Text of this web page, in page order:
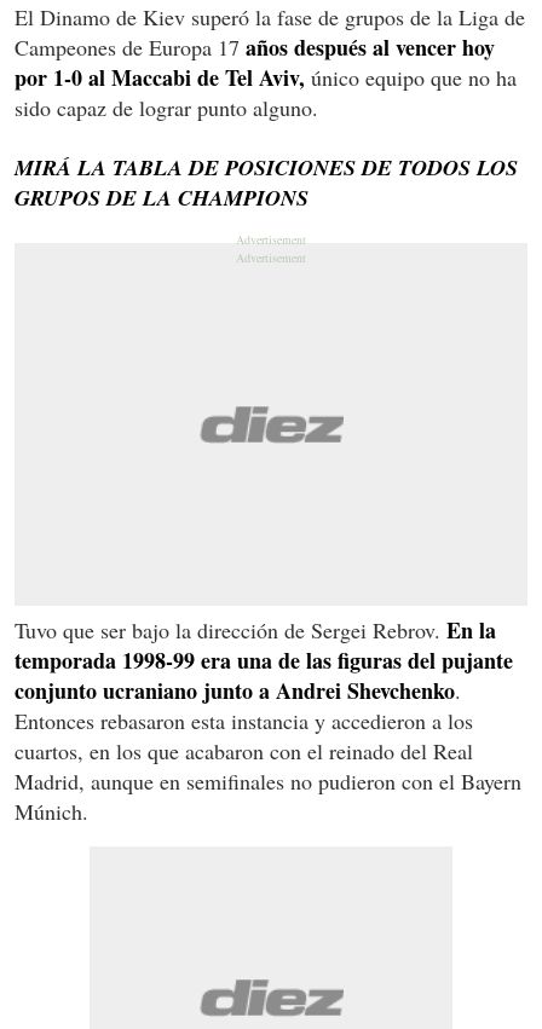
El Dinamo de Kiev superó la fase de grupos de la Liga de
Campeones de Europa 17 años después al vencer hoy
por 1-0 al Maccabi de Tel Aviv, único equipo que no ha
sido capaz de lograr punto alguno.
MIRÁ LA TABLA DE POSICIONES DE TODOS LOS
GRUPOS DE LA CHAMPIONS
Tuvo que ser bajo la dirección de Sergei Rebrov. En la
temporada 1998-99 era una de las figuras del pujante
conjunto ucraniano junto a Andrei Shevchenko.
Entonces rebasaron esta instancia y accedieron a los
cuartos, en los que acabaron con el reinado del Real
Madrid, aunque en semifinales no pudieron con el Bayern
Múnich.